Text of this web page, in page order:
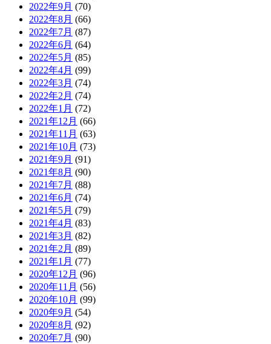
2022年9月 (70)
2022年8月 (66)
2022年7月 (87)
2022年6月 (64)
2022年5月 (85)
2022年4月 (99)
2022年3月 (74)
2022年2月 (74)
2022年1月 (72)
2021年12月 (66)
2021年11月 (63)
2021年10月 (73)
2021年9月 (91)
2021年8月 (90)
2021年7月 (88)
2021年6月 (74)
2021年5月 (79)
2021年4月 (83)
2021年3月 (82)
2021年2月 (89)
2021年1月 (77)
2020年12月 (96)
2020年11月 (56)
2020年10月 (99)
2020年9月 (54)
2020年8月 (92)
2020年7月 (90)